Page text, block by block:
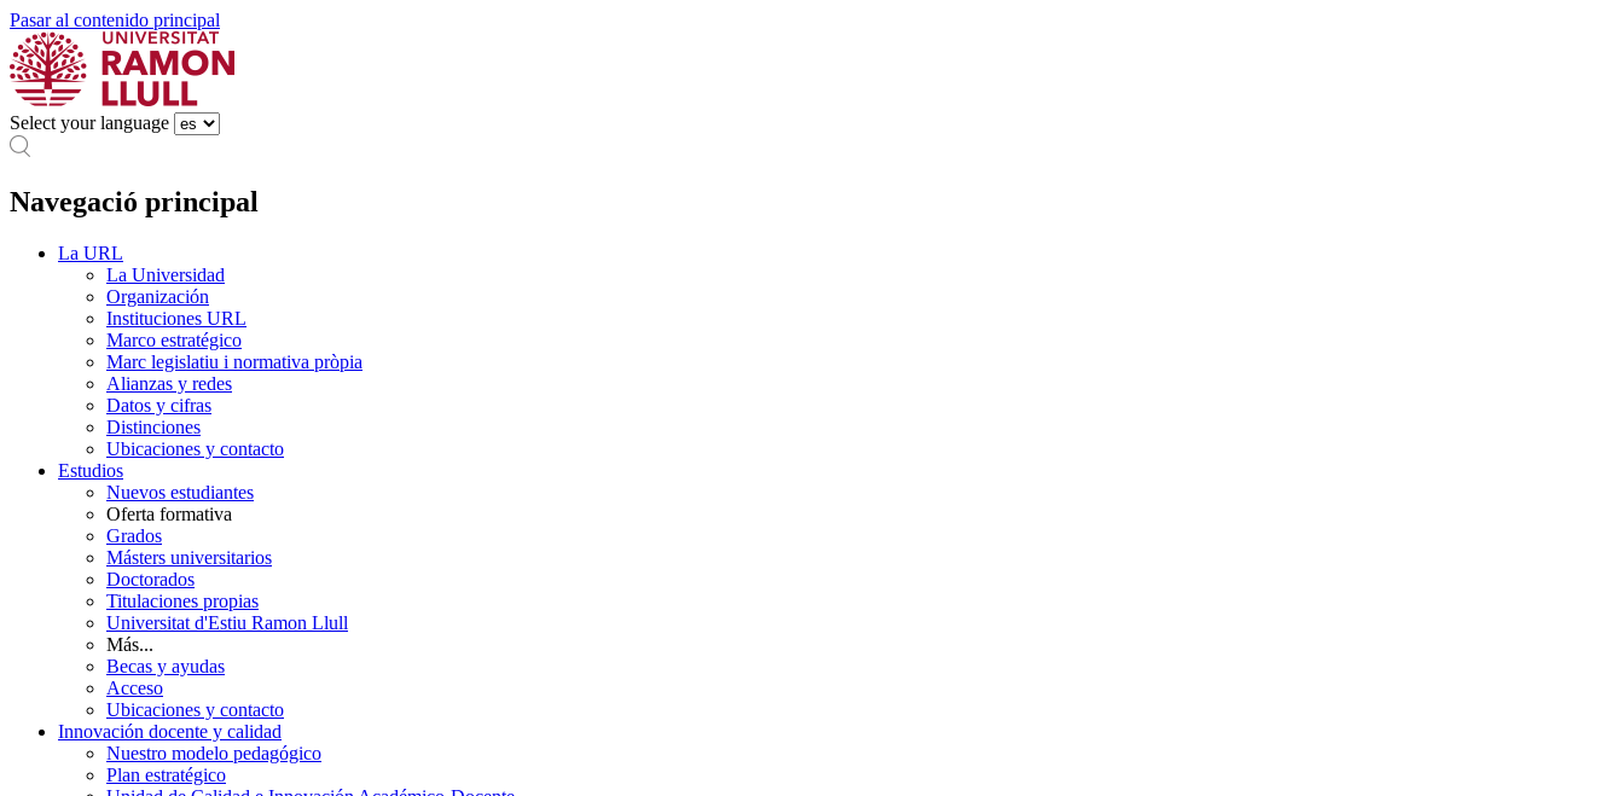
Pasar al contenido principal
Select your language
Navegació principal
La URL
La Universidad
Organización
Instituciones URL
Marco estratégico
Marc legislatiu i normativa pròpia
Alianzas y redes
Datos y cifras
Distinciones
Ubicaciones y contacto
Estudios
Nuevos estudiantes
Oferta formativa
Grados
Másters universitarios
Doctorados
Titulaciones propias
Universitat d'Estiu Ramon Llull
Más...
Becas y ayudas
Acceso
Ubicaciones y contacto
Innovación docente y calidad
Nuestro modelo pedagógico
Plan estratégico